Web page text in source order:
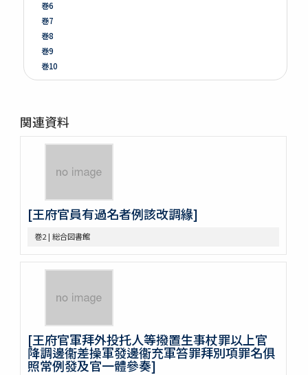
巻6
巻7
巻8
巻9
巻10
巻11
巻14
巻15
巻17
巻19
巻20
巻21
巻23
巻27
巻28
巻29
巻30
関連資料
[王府官員有過名者例該改調緣]
巻2 | 総合図書館
[王府官軍拜外投托人等撥置生事杖罪以上官
降調邊衞差操軍發邊衞充軍笞罪拜別項罪名俱
照常例發及官一體參奏]